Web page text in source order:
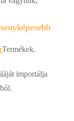
Termékek.
importálja